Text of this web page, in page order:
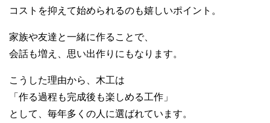
コストを抑えて始められるのも嬉しいポイント。
家族や友達と一緒に作ることで、
会話も増え、思い出作りにもなります。
こうした理由から、木工は
「作る過程も完成後も楽しめる工作」
として、毎年多くの人に選ばれています。